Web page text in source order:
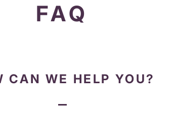
FAQ
CAN WE HELP YOU?